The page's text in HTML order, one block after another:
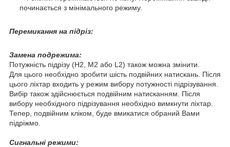
починається з мінімального режиму.
Перемикання на підріз:
Замена подрежима:
Потужність підрізу (H2, M2 або L2) також можна змінити.
Для цього необхідно зробити шість подвійних натискань. Після
цього ліхтар входить у режим вибору потужності підрізування.
Вибір також здійснюється подвійним натисканням. Після
вибору необхідного підрізування необхідно вимкнути ліхтар.
Тепер, подвійним кліком, буде вмикатися обраний Вами
підріжмо.
Сигнальні режими: